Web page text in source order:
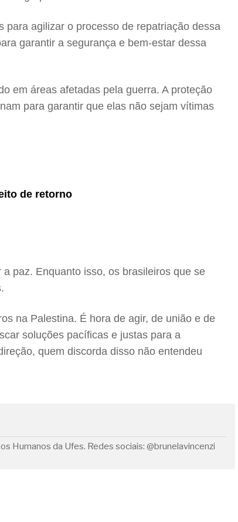
para agilizar o processo de repatriação dessa
garantir a segurança e bem-estar dessa
em áreas afetadas pela guerra. A proteção
para garantir que elas não sejam vítimas
de retorno
paz. Enquanto isso, os brasileiros que se
na Palestina. É hora de agir, de união e de
soluções pacíficas e justas para a
quem discorda disso não entendeu
Humanos da Ufes. Redes sociais: @brunelavincenzi